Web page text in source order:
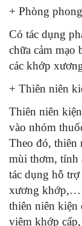
+ Phòng
Có tác dụng
chữa cảm mạo
các khớp
+ Thiên niên
Thiên niên
vào nhóm
Theo đó, thiên
mùi thơm, tính
tác dụng hỗ
xương khớp,…
thiên niên kiện
viêm khớp